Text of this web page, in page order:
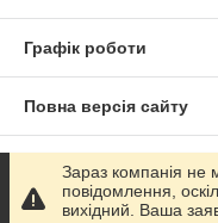
Графік роботи
Повна версія сайту
Сайт створено на
Зараз компанія не
повідомлення,
вихідний. Ваша